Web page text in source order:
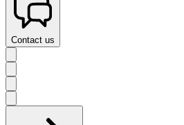
Contact us